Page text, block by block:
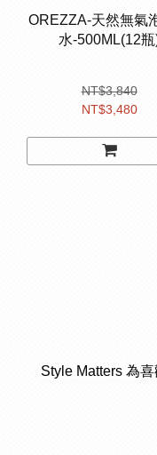
OREZZA-天然無氣
水-500ML(12
NT$3,840
NT$3,480
Style Matters 為